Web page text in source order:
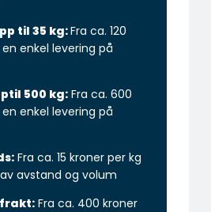
til 35 kg:Fra ca. 120
enkel levering på
500 kg: Fra ca. 600
enkel levering på
Fra ca. 15 kroner per kg
avstand og volum
Fra ca. 400 kroner